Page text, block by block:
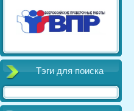
Тэги для поиска